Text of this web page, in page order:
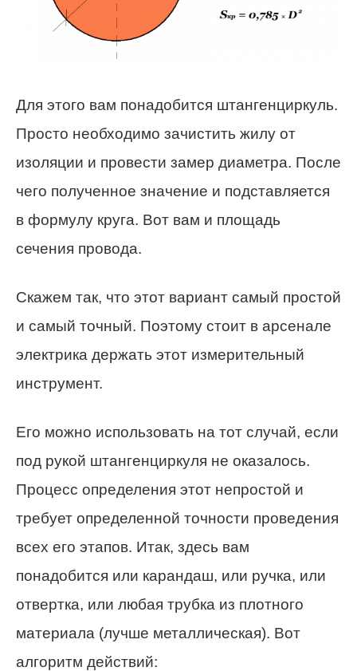
Для этого вам понадобится штангенциркуль.
Просто необходимо зачистить жилу от
изоляции и провести замер диаметра. После
чего полученное значение и подставляется
в формулу круга. Вот вам и площадь
сечения провода.
Скажем так, что этот вариант самый простой
и самый точный. Поэтому стоит в арсенале
электрика держать этот измерительный
инструмент.
Его можно использовать на тот случай, если
под рукой штангенциркуля не оказалось.
Процесс определения этот непростой и
требует определенной точности проведения
всех его этапов. Итак, здесь вам
понадобится или карандаш, или ручка, или
отвертка, или любая трубка из плотного
материала (лучше металлическая). Вот
алгоритм действий: